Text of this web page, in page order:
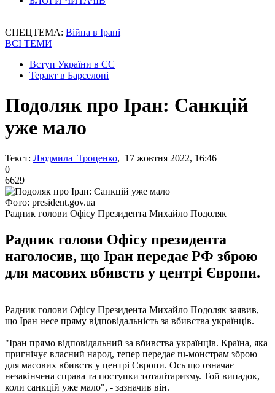
СПЕЦТЕМА: Війна в Ірані
ВСІ ТЕМИ
Вступ України в ЄС
Теракт в Барселоні
Подоляк про Іран: Санкцій
уже мало
Текст: Людмила Троценко, 17 жовтня 2022, 16:46
0
6629
Фото: president.gov.ua
Радник голови Офісу Президента Михайло Подоляк
Радник голови Офісу президента
наголосив, що Іран передає РФ зброю
для масових вбивств у центрі Європи.
Радник голови Офісу Президента Михайло Подоляк заявив,
що Іран несе пряму відповідальність за вбивства українців.
"Іран прямо відповідальний за вбивства українців. Країна, яка
пригнічує власний народ, тепер передає ru-монстрам зброю
для масових вбивств у центрі Європи. Ось що означає
незакінчена справа та поступки тоталітаризму. Той випадок,
коли санкцій уже мало", - зазначив він.